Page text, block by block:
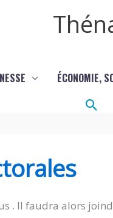
ÉCONOMIE,
. Il faudra alors